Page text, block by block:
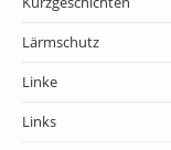
Lärmschutz
Linke
Links